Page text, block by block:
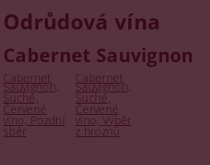
Odrůdová vína
Cabernet Sauvignon
Cabernet
Sauvignon,
Suché,
Červené
víno, Pozdní
sběr
Cabernet
Sauvignon,
Suché,
Červené
víno, Výběr
z hroznů